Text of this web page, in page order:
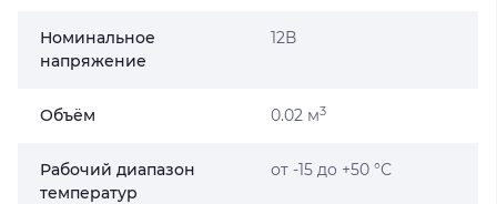
Номинальное
напряжение
12В
Объём 0.02 м3
Рабочий диапазон
температур
от -15 до +50 °С